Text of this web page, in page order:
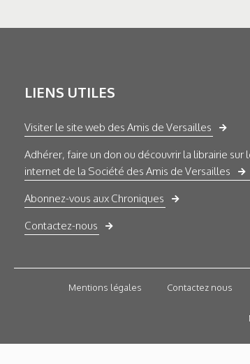
LIENS UTILES
Visiter le site web des Amis de Versailles
Adhérer, faire un don ou découvrir la librairie sur
internet de la Société des Amis de Versailles
Abonnez-vous aux Chroniques
Contactez-nous
Mentions légales Contactez nous